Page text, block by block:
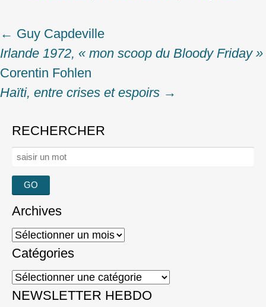
Post
navigation
← Guy Capdeville
Irlande 1972, « mon scoop du Bloody Friday »
Corentin Fohlen
Haïti, entre crises et espoirs →
RECHERCHER
Rechercher :
Archives
Archives
Catégories
Catégories
NEWSLETTER HEBDO